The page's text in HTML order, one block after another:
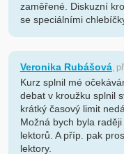
zaměřené. Diskuzní
se speciálními
Veronika Rubášová,
Kurz splnil mé
debat v kroužku splnil
krátký časový limit
Možná bych byla
lektorů. A příp. pak
lektory.